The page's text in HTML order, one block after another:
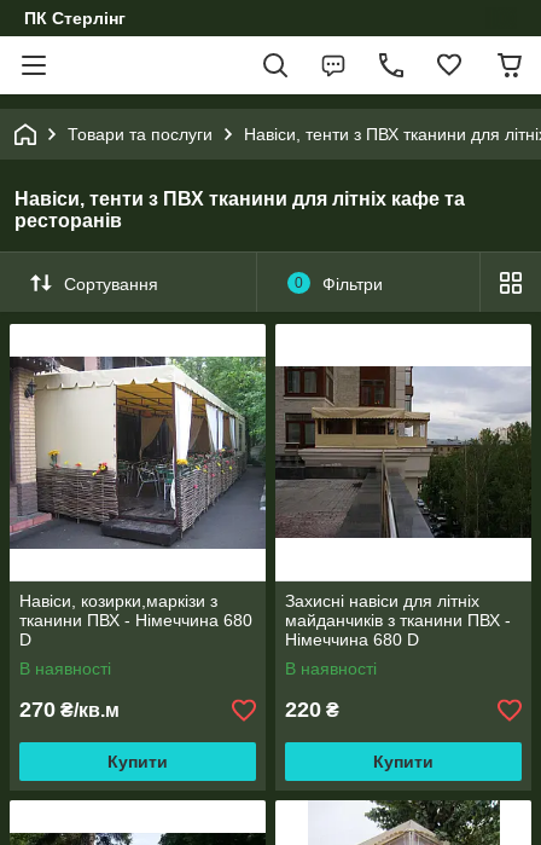
ПК Стерлінг
Товари та послуги Навіси, тенти з ПВХ тканини для
Навіси, тенти з ПВХ тканини для літніх кафе та
ресторанів
Сортування 0 Фільтри
Навіси, козирки,маркізи з
тканини ПВХ - Німеччина 680
D
В наявності
270 ₴/кв.м
Купити
Захисні навіси для літніх
майданчиків з тканини ПВХ -
Німеччина 680 D
В наявності
220 ₴
Купити